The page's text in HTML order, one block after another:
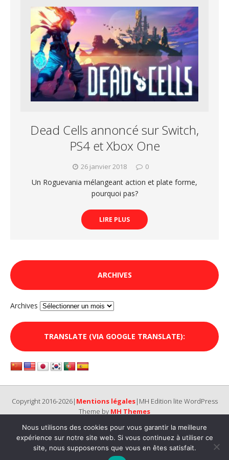
Dead Cells annoncé sur Switch,
PS4 et Xbox One
26 janvier 2018 0
Un Roguevania mélangeant action et plate forme,
pourquoi pas?
LIRE PLUS
ARCHIVES
Archives
TRANSLATE (VIA GOOGLE TRANSLATE):
Copyright 2016-2026| Mentions légales|MH Edition lite WordPress
Theme by MH Themes
Nous utilisons des cookies pour vous garantir la meilleure
expérience sur notre site web. Si vous continuez à utiliser ce
site, nous supposerons que vous en êtes satisfait.